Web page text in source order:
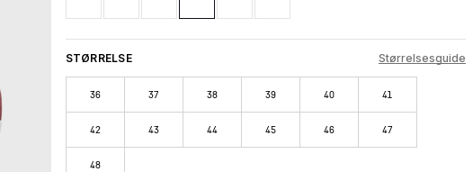
STØRRELSE Størrelsesguide
36 37 38 39 40 41
42 43 44 45 46 47
48